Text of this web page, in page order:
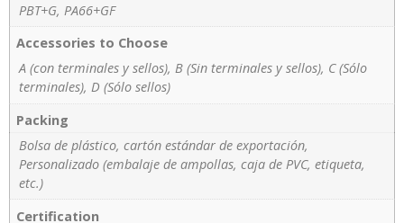
PBT+G, PA66+GF
Accessories to Choose
A (con terminales y sellos), B (Sin terminales y sellos), C (Sólo
terminales), D (Sólo sellos)
Packing
Bolsa de plástico, cartón estándar de exportación,
Personalizado (embalaje de ampollas, caja de PVC, etiqueta,
etc.)
Certification